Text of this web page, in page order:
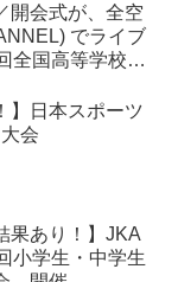
開会式が、全空
でライブ
全国高等学校空
】日本スポーツ
会
果あり！】JKA
小学生・中学生